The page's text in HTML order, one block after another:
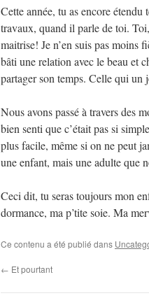
Cette année, tu as encore
travaux, quand il parle de toi.
maitrise! Je n’en suis pas
bâti une relation avec le beau et
partager son temps. Celle qui un
Nous avons passé à travers des
bien senti que c’était pas si
plus facile, même si on ne peut
une enfant, mais une adulte que
Ceci dit, tu seras toujours mon
dormance, ma p’tite soie. Ma
Ce contenu a été publié dans
← Et pourtant